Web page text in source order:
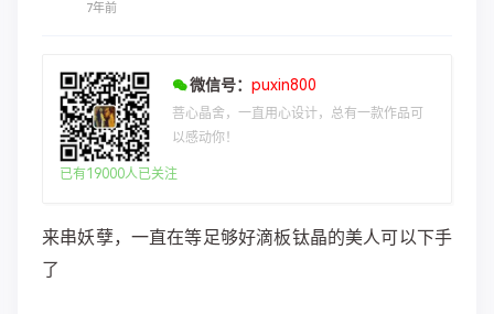
7年前
微信号： puxin800
菩心晶舍，一直用心设计，总有一款作品可
以感动你！
已有19000人已关注
来串妖孽，一直在等足够好滴板钛晶的美人可以下手
了